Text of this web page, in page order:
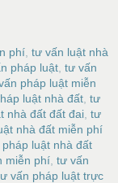
phí tư vấn luật nhà
pháp luật tư vấn
pháp luật miễn
luật nhà đất tư
nhà đất đất đai tư
nhà đất miễn phí
luật nhà đất
miễn phí tư vấn
vấn pháp luật trực